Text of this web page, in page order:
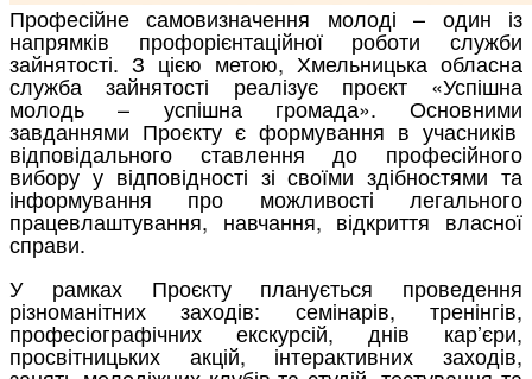
Професійне самовизначення молоді – один із
напрямків профорієнтаційної роботи служби
зайнятості. З цією метою, Хмельницька обласна
служба зайнятості реалізує проєкт «Успішна
молодь – успішна громада». Основними
завданнями Проєкту є формування в учасників
відповідального ставлення до професійного
вибору у відповідності зі своїми здібностями та
інформування про можливості легального
працевлаштування, навчання, відкриття власної
справи.
У рамках Проєкту планується проведення
різноманітних заходів: семінарів, тренінгів,
професіографічних екскурсій, днів кар’єри,
просвітницьких акцій, інтерактивних заходів,